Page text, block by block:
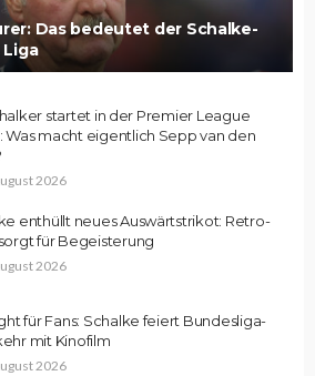
Das bedeutet der Schalke-
startet in der Premier League
Was macht eigentlich Sepp van den
2026
enthüllt neues Auswärtstrikot: Retro-
für Begeisterung
2026
für Fans: Schalke feiert Bundesliga-
mit Kinofilm
2026